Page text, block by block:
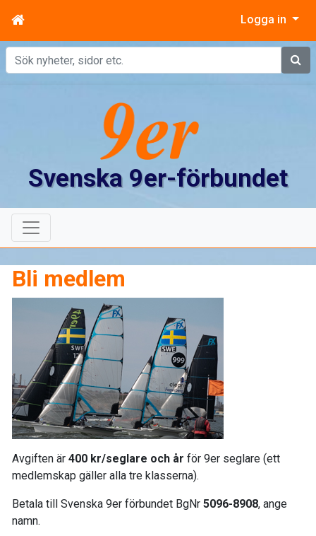
Logga in
Sök
Svenska 9er-förbundet
Bli medlem
Avgiften är 400 kr/seglare och år för 9er seglare (ett
medlemskap gäller alla tre klasserna).
Betala till Svenska 9er förbundet BgNr 5096-8908, ange
namn.